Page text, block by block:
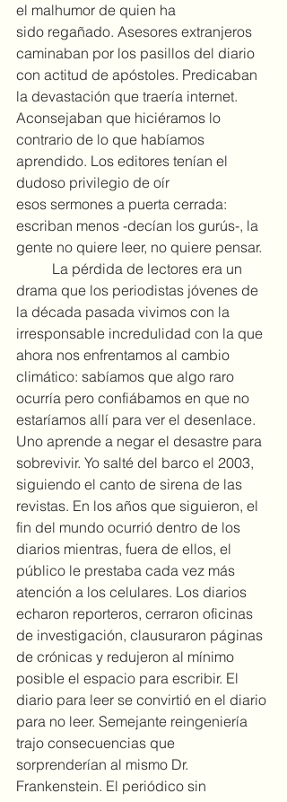
el malhumor de quien ha
sido regañado. Asesores extranjeros
caminaban por los pasillos del diario
con actitud de apóstoles. Predicaban
la devastación que traería internet.
Aconsejaban que hiciéramos lo
contrario de lo que habíamos
aprendido. Los editores tenían el
dudoso privilegio de oír
esos sermones a puerta cerrada:
escriban menos -decían los gurús-, la
gente no quiere leer, no quiere pensar.
drama que los periodistas jóvenes de
la década pasada vivimos con la
irresponsable incredulidad con la que
ahora nos enfrentamos al cambio
climático: sabíamos que algo raro
ocurría pero confiábamos en que no
estaríamos allí para ver el desenlace.
Uno aprende a negar el desastre para
sobrevivir. Yo salté del barco el 2003,
siguiendo el canto de sirena de las
revistas. En los años que siguieron, el
fin del mundo ocurrió dentro de los
diarios mientras, fuera de ellos, el
público le prestaba cada vez más
atención a los celulares. Los diarios
echaron reporteros, cerraron oficinas
de investigación, clausuraron páginas
de crónicas y redujeron al mínimo
posible el espacio para escribir. El
diario para leer se convirtió en el diario
para no leer. Semejante reingeniería
trajo consecuencias que
sorprenderían al mismo Dr.
Frankenstein. El periódico sin